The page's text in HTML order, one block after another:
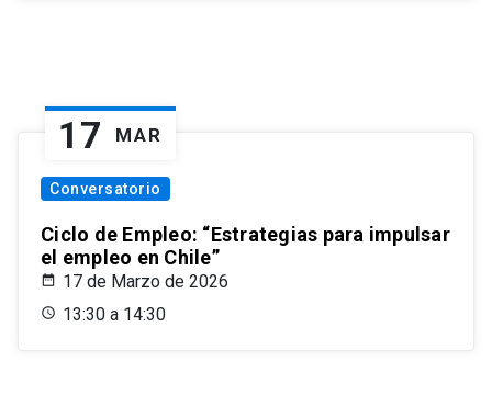
17 MAR
Conversatorio
Ciclo de Empleo: “Estrategias para impulsar
el empleo en Chile”
17 de Marzo de 2026
13:30 a 14:30